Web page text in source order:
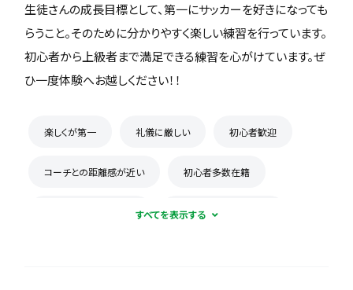
生徒さんの成長目標として、第一にサッカーを好きになっても
らうこと。そのために分かりやすく楽しい練習を行っています。
初心者から上級者まで満足できる練習を心がけています。ぜ
ひ一度体験へお越しください！！
楽しくが第一 礼儀に厳しい 初心者歓迎
コーチとの距離感が近い 初心者多数在籍
新人が溶け込みやすい 積極的に体験受け入れ